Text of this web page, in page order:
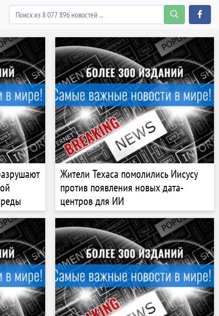
Жители Техаса помолились Иисусу
против появления новых дата-
центров для ИИ